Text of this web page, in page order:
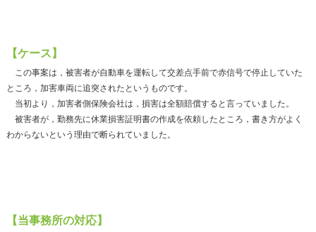
【ケース】
この事案は，被害者が自動車を運転して交差点手前で赤信号で停止していた
ところ，加害車両に追突されたというものです。
当初より，加害者側保険会社は，損害は全額賠償すると言っていました。
被害者が，勤務先に休業損害証明書の作成を依頼したところ，書き方がよく
わからないという理由で断られていました。
【当事務所の対応】